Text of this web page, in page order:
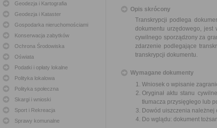
Geodezja i Kartografia
Geodezja i Kataster
Gospodarka nieruchomościami
Konserwacja zabytków
Ochrona Środowiska
Oświata
Podatki i opłaty lokalne
Polityka lokalowa
Polityka społeczna
Skargi i wnioski
Sport i Rekreacja
Sprawy komunalne
Opis skrócony
Transkrypcji podlega
dokumentu urzędowego, jest
cywilnego sporządzony za
zdarzenie podlegające
transkrypcji dokumentu.
Wymagane dokumenty
Wniosek o wpisanie
Oryginał aktu stanu
tłumacza przysięgłego lub
Dowód uiszczenia należnej
Do wglądu: dokument